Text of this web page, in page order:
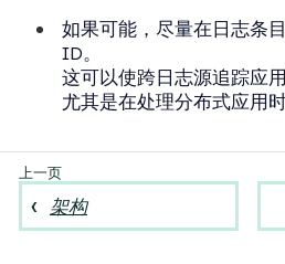
如果可能，尽量在日志条
ID。
这可以使跨日志源追踪应
尤其是在处理分布式应用时
架构